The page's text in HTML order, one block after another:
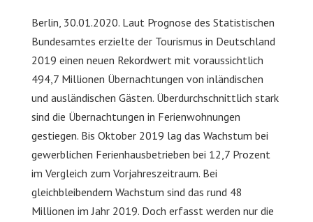
Berlin, 30.01.2020. Laut Prognose des Statistischen
Bundesamtes erzielte der Tourismus in Deutschland
2019 einen neuen Rekordwert mit voraussichtlich
494,7 Millionen Übernachtungen von inländischen
und ausländischen Gästen. Überdurchschnittlich stark
sind die Übernachtungen in Ferienwohnungen
gestiegen. Bis Oktober 2019 lag das Wachstum bei
gewerblichen Ferienhausbetrieben bei 12,7 Prozent
im Vergleich zum Vorjahreszeitraum. Bei
gleichbleibendem Wachstum sind das rund 48
Millionen im Jahr 2019. Doch erfasst werden nur die